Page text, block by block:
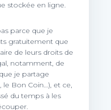
stockée en ligne.
parce que je
gratuitement que
de leurs droits de
notamment, de
je partage
Bon Coin…), et ce,
du temps à les